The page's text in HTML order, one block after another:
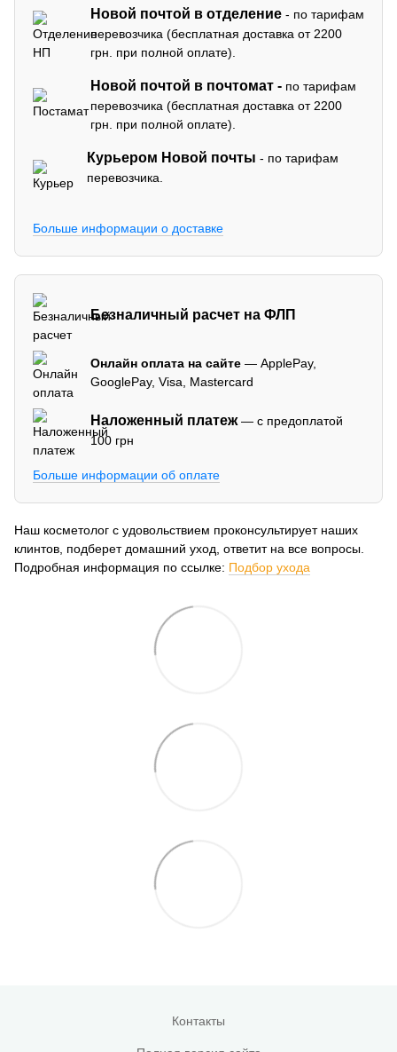
Новой почтой в отделение - по тарифам
перевозчика (бесплатная доставка от 2200
грн. при полной оплате).
Новой почтой в почтомат - по тарифам
перевозчика (бесплатная доставка от 2200
грн. при полной оплате).
Курьером Новой почты - по тарифам
перевозчика.
Больше информации о доставке
Безналичный расчет на ФЛП
Онлайн оплата на сайте — ApplePay,
GooglePay, Visa, Mastercard
Наложенный платеж— с предоплатой
100 грн
Больше информации об оплате
Наш косметолог с удовольствием проконсультирует наших
клинтов, подберет домашний уход, ответит на все вопросы.
Подробная информация по ссылке: Подбор ухода
Контакты